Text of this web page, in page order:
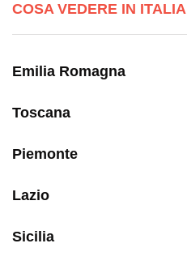
COSA VEDERE IN ITALIA
Emilia Romagna
Toscana
Piemonte
Lazio
Sicilia